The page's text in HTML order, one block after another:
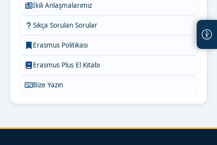
İkili Anlaşmalarımız
Sıkça Sorulan Sorular
Erasmus Politikası
Erasmus Plus El Kitabı
Bize Yazın